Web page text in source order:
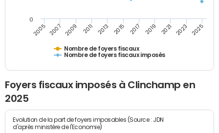
Nombre de foyers fiscaux
Nombre de foyers fiscaux imposés
2005 2007 2009 2011 2013 2015 2017 2019 2021 2023 2025
0
Foyers fiscaux imposés à Clinchamp en
2025
Evolution de la part de foyers imposables (Source : JDN
d'après ministère de l'Economie)